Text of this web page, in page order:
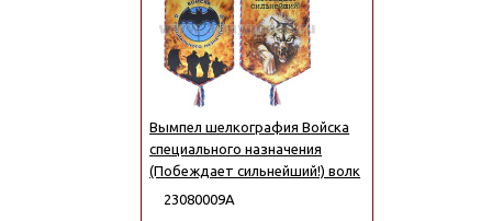
Вымпел шелкография Войска
специального назначения
(Побеждает сильнейший!) волк
23080009А